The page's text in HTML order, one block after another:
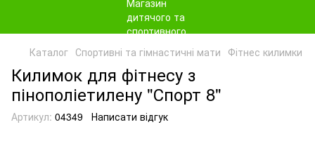
Каталог Спортивні та гімнастичні мати Фітнес килимки
Килимок для фітнесу з
пінополіетилену "Спорт 8"
Артикул: 04349 Написати відгук